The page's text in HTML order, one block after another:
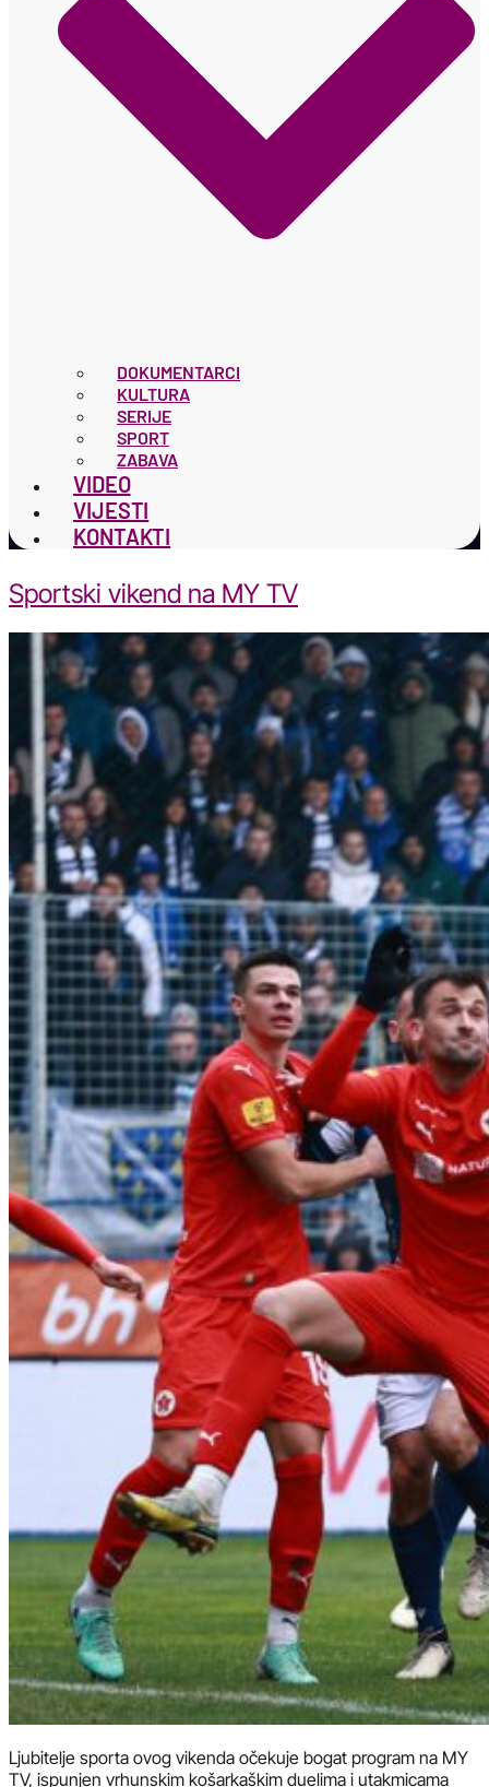
DOKUMENTARCI
KULTURA
SERIJE
SPORT
ZABAVA
VIDEO
VIJESTI
KONTAKTI
Sportski vikend na MY TV
Ljubitelje sporta ovog vikenda očekuje bogat program na MY
TV, ispunjen vrhunskim košarkaškim duelima i utakmicama